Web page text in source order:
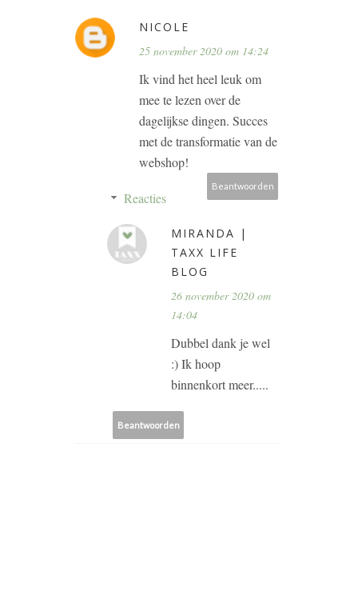
NICOLE
25 november 2020 om 14:24
Ik vind het heel leuk om
mee te lezen over de
dagelijkse dingen. Succes
met de transformatie van de
webshop!
Beantwoorden
Reacties
MIRANDA |
TAXX LIFE
BLOG
26 november 2020 om
14:04
Dubbel dank je wel
:) Ik hoop
binnenkort meer.....
Beantwoorden